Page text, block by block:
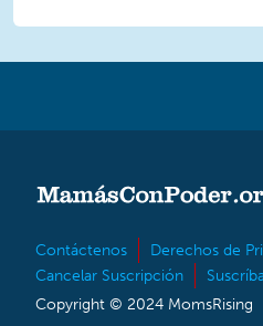
Contáctenos
Derechos de
Cancelar Suscripción
Copyright © 2024 MomsRising